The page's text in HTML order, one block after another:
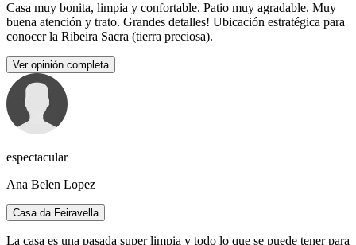
Casa muy bonita, limpia y confortable. Patio muy agradable. Muy
buena atención y trato. Grandes detalles! Ubicación estratégica para
conocer la Ribeira Sacra (tierra preciosa).
Ver opinión completa
espectacular
Ana Belen Lopez
Casa da Feiravella
La casa es una pasada super limpia y todo lo que se puede tener para